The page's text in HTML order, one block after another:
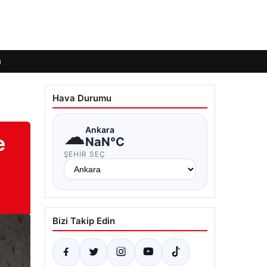
Hava Durumu
☁Ankara
NaN°C
ŞEHIR SEÇ
Bizi Takip Edin